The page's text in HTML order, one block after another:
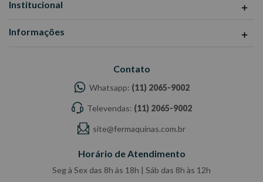
Fabricante/Fornecedor.
Institucional
Informações
Contato
Whatsapp: (11) 2065-9002
Televendas: (11) 2065-9002
site@fermaquinas.com.br
Horário de Atendimento
Seg à Sex das 8h às 18h | Sáb das 8h às 12h